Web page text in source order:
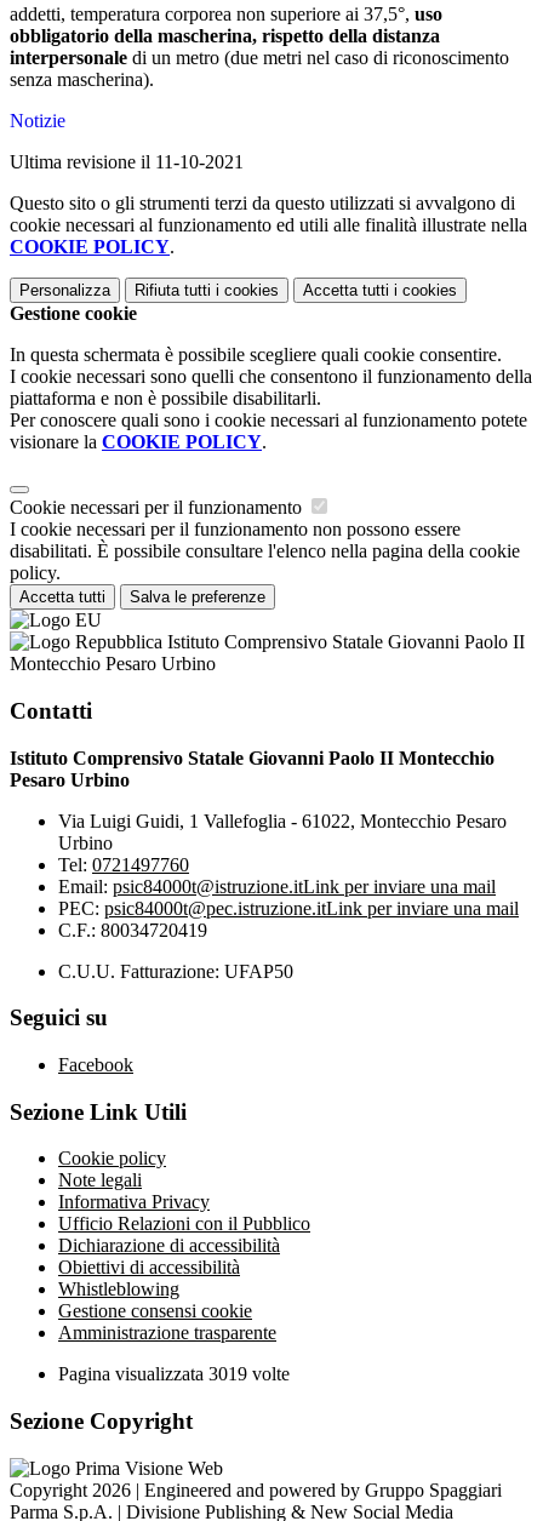
addetti, temperatura corporea non superiore ai 37,5°, uso
obbligatorio della mascherina, rispetto della distanza
interpersonale di un metro (due metri nel caso di riconoscimento
senza mascherina).
Notizie
Ultima revisione il 11-10-2021
Questo sito o gli strumenti terzi da questo utilizzati si avvalgono di
cookie necessari al funzionamento ed utili alle finalità illustrate nella
COOKIE POLICY.
Personalizza Rifiuta tutti i cookies Accetta tutti i cookies
Gestione cookie
In questa schermata è possibile scegliere quali cookie consentire.
I cookie necessari sono quelli che consentono il funzionamento della
piattaforma e non è possibile disabilitarli.
Per conoscere quali sono i cookie necessari al funzionamento potete
visionare la COOKIE POLICY.
Cookie necessari per il funzionamento
I cookie necessari per il funzionamento non possono essere
disabilitati. È possibile consultare l'elenco nella pagina della cookie
policy.
Accetta tutti Salva le preferenze
Istituto Comprensivo Statale Giovanni Paolo II
Montecchio Pesaro Urbino
Contatti
Istituto Comprensivo Statale Giovanni Paolo II Montecchio
Pesaro Urbino
Via Luigi Guidi, 1 Vallefoglia - 61022, Montecchio Pesaro
Urbino
Tel: 0721497760
Email: psic84000t@istruzione.itLink per inviare una mail
PEC: psic84000t@pec.istruzione.itLink per inviare una mail
C.F.: 80034720419
C.U.U. Fatturazione: UFAP50
Seguici su
Facebook
Sezione Link Utili
Cookie policy
Note legali
Informativa Privacy
Ufficio Relazioni con il Pubblico
Dichiarazione di accessibilità
Obiettivi di accessibilità
Whistleblowing
Gestione consensi cookie
Amministrazione trasparente
Pagina visualizzata 3019 volte
Sezione Copyright
Copyright 2026 | Engineered and powered by Gruppo Spaggiari
Parma S.p.A. | Divisione Publishing & New Social Media